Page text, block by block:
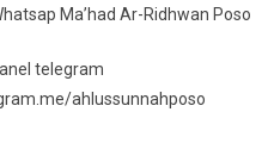
Ma’had Ar-Ridhwan Poso
telegram
ahlussunnahposo